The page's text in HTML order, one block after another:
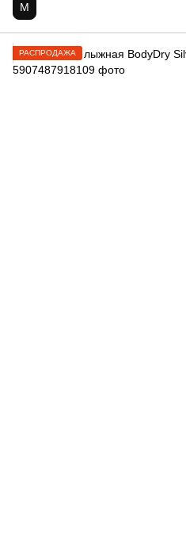
M
РАСПРОДАЖА